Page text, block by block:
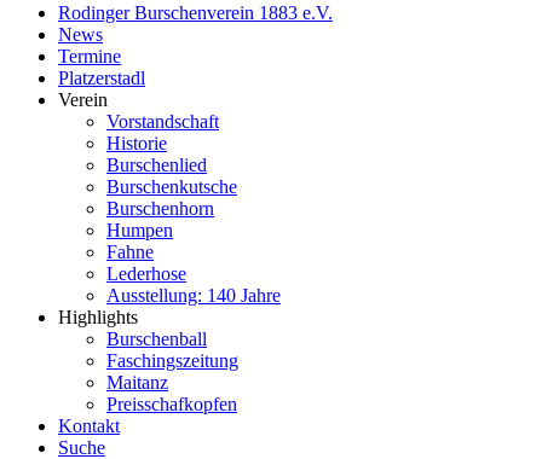
Rodinger Burschenverein 1883 e.V.
News
Termine
Platzerstadl
Verein
Vorstandschaft
Historie
Burschenlied
Burschenkutsche
Burschenhorn
Humpen
Fahne
Lederhose
Ausstellung: 140 Jahre
Highlights
Burschenball
Faschingszeitung
Maitanz
Preisschafkopfen
Kontakt
Suche